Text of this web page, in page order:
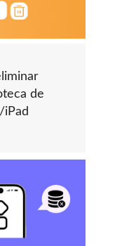
de
iPad